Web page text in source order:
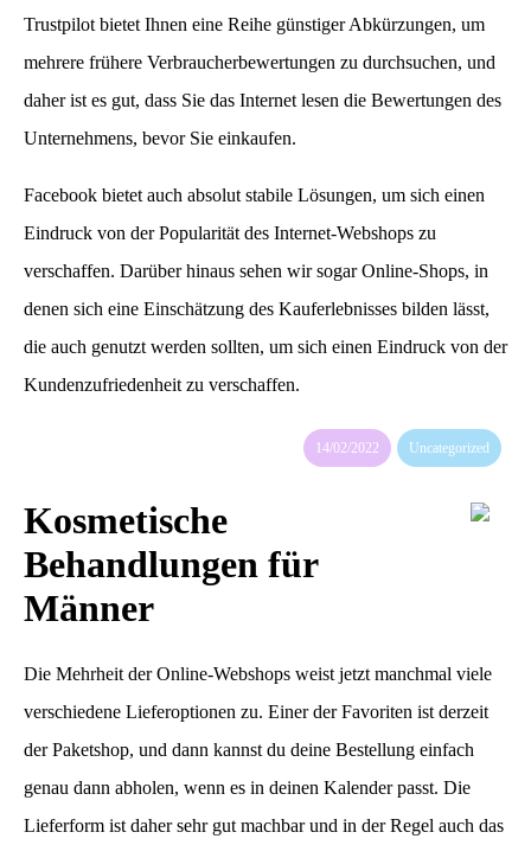
Trustpilot bietet Ihnen eine Reihe günstiger Abkürzungen, um
mehrere frühere Verbraucherbewertungen zu durchsuchen, und
daher ist es gut, dass Sie das Internet lesen die Bewertungen des
Unternehmens, bevor Sie einkaufen.
Facebook bietet auch absolut stabile Lösungen, um sich einen
Eindruck von der Popularität des Internet-Webshops zu
verschaffen. Darüber hinaus sehen wir sogar Online-Shops, in
denen sich eine Einschätzung des Kauferlebnisses bilden lässt,
die auch genutzt werden sollten, um sich einen Eindruck von der
Kundenzufriedenheit zu verschaffen.
14/02/2022 Uncategorized
Kosmetische
Behandlungen für
Männer
Die Mehrheit der Online-Webshops weist jetzt manchmal viele
verschiedene Lieferoptionen zu. Einer der Favoriten ist derzeit
der Paketshop, und dann kannst du deine Bestellung einfach
genau dann abholen, wenn es in deinen Kalender passt. Die
Lieferform ist daher sehr gut machbar und in der Regel auch das